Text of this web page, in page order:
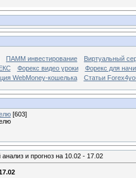
ПАММ инвестирование
Виртуальный
Форекс видео уроки
Форекс для
WebMoney-кошелька
Статьи
[603]
и прогноз на 10.02 - 17.02